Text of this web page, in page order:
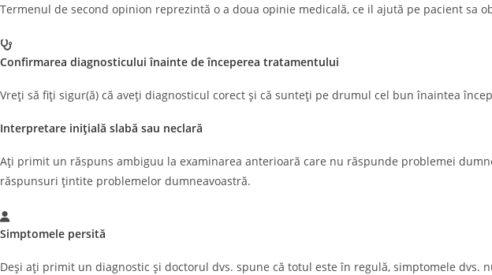
Termenul de second opinion reprezintă o a doua opinie medicală, ce il ajută pe pacient
Confirmarea diagnosticului înainte de începerea tratamentului
Vreți să fiți sigur(ă) că aveți diagnosticul corect și că sunteți pe drumul cel bun înaintea
Interpretare inițială slabă sau neclară
Ați primit un răspuns ambiguu la examinarea anterioară care nu răspunde problemei
răspunsuri țintite problemelor dumneavoastră.
Simptomele persită
Deși ați primit un diagnostic și doctorul dvs. spune că totul este în regulă, simptomele